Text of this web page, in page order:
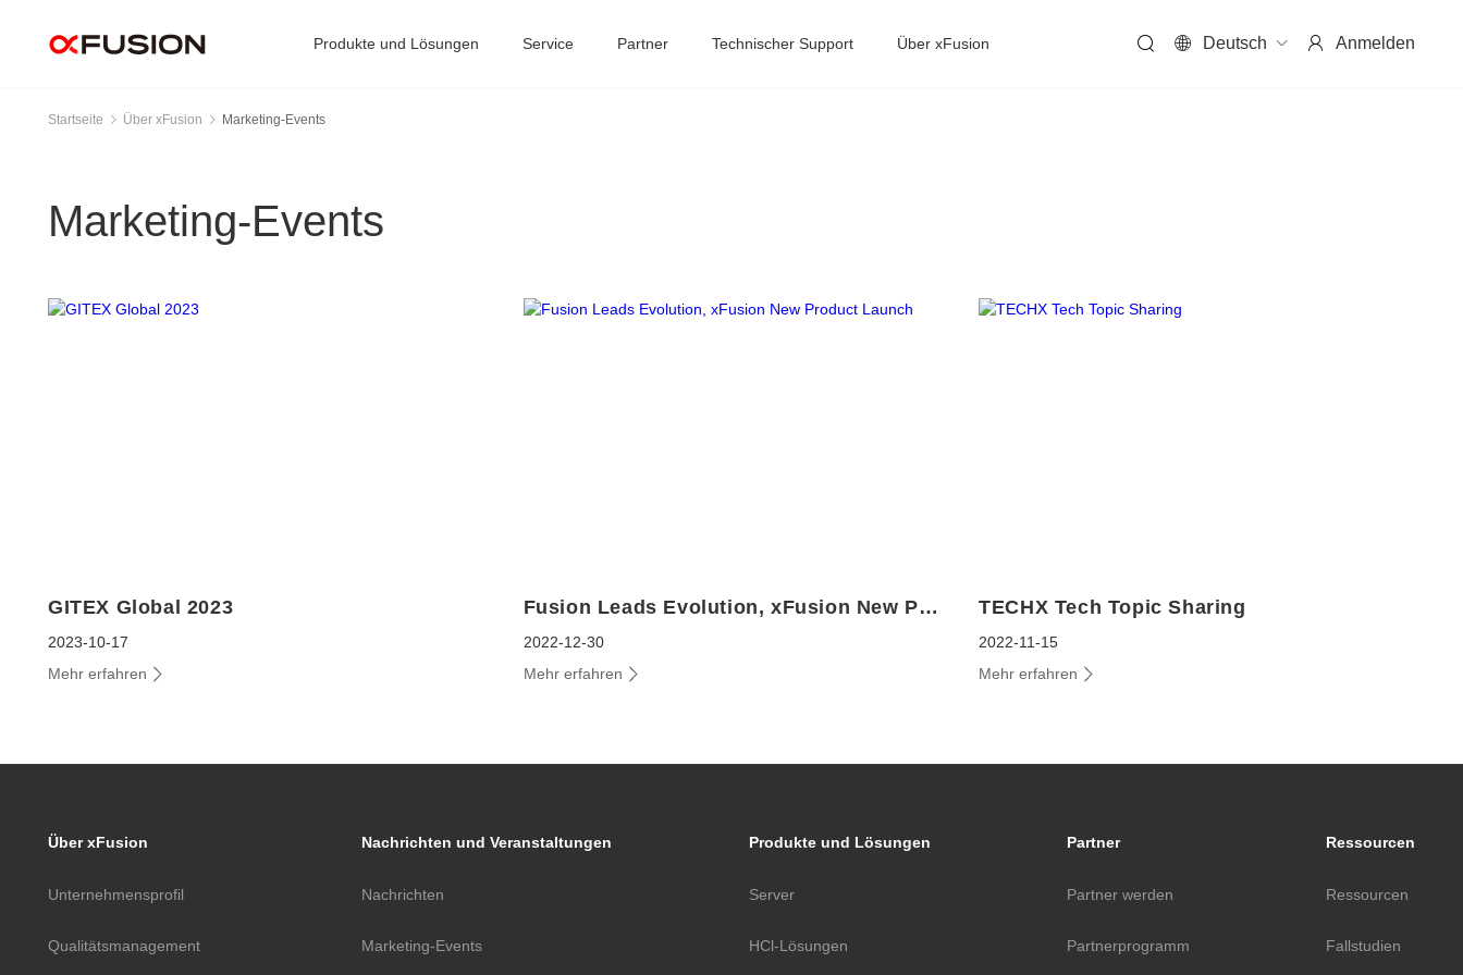
Produkte und Lösungen
Service Partner Technischer Support Über xFusion Deutsch Anmelden
FusionPoD Rack-Scale Server
Startseite Über xFusion Marketing-Events
Marketing-Events
GITEX Global 2023
2023-10-17
Mehr erfahren
Fusion Leads Evolution, xFusion New Product Launch
2022-12-30
Mehr erfahren
TECHX Tech Topic Sharing
2022-11-15
Mehr erfahren
Über xFusion
Unternehmensprofil
Qualitätsmanagement
Nachrichten und Veranstaltungen
Nachrichten
Marketing-Events
Produkte und Lösungen
Server
HCl-Lösungen
Partner
Partner werden
Partnerprogramm
Ressourcen
Ressourcen
Fallstudien